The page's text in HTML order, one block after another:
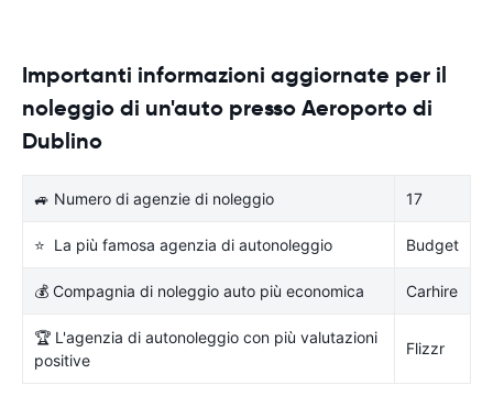
Importanti informazioni aggiornate per il
noleggio di un'auto presso Aeroporto di
Dublino
🚙 Numero di agenzie di noleggio 17
⭐ La più famosa agenzia di autonoleggio Budget
💰 Compagnia di noleggio auto più economica Carhire
🏆 L'agenzia di autonoleggio con più valutazioni
positive
Flizzr